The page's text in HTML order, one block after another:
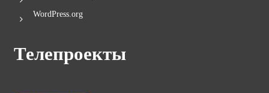
WordPress.org
Телепроекты